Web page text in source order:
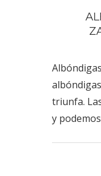
triunfa.
y